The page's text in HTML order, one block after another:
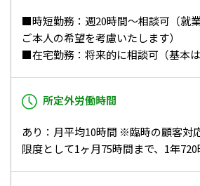
■時短勤務：週20時間～相談可（就業
ご本人の希望を考慮いたします）
■在宅勤務：将来的に相談可（基本は
所定外労働時間
あり：月平均10時間 ※臨時の顧客対
限度として1ヶ月75時間まで、1年720